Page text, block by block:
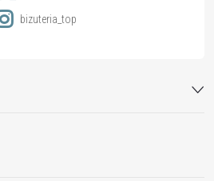
bizuteria_top